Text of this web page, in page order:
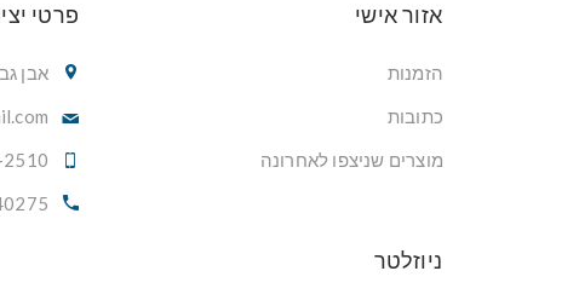
אזור אישי
הזמנות
כתובות
מוצרים שניצפו לאחרונה
פרטי
אבן גבירול
ניוזלטר